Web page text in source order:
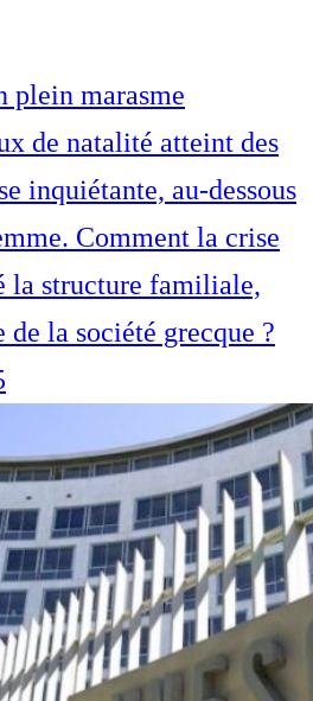
plein marasme
de natalité atteint des
inquiétante, au-dessous
Comment la crise
la structure familiale,
la société grecque ?